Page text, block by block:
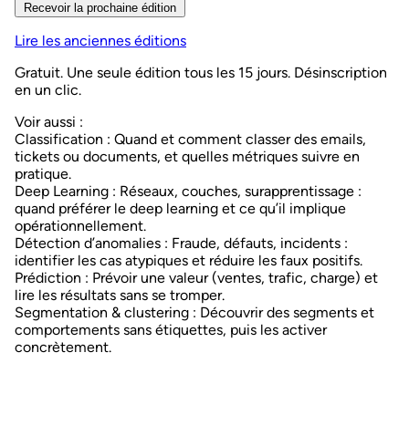
Recevoir la prochaine édition
Lire les anciennes éditions
Gratuit. Une seule édition tous les 15 jours. Désinscription
en un clic.
Voir aussi :
Classification : Quand et comment classer des emails,
tickets ou documents, et quelles métriques suivre en
pratique.
Deep Learning : Réseaux, couches, surapprentissage :
quand préférer le deep learning et ce qu’il implique
opérationnellement.
Détection d’anomalies : Fraude, défauts, incidents :
identifier les cas atypiques et réduire les faux positifs.
Prédiction : Prévoir une valeur (ventes, trafic, charge) et
lire les résultats sans se tromper.
Segmentation & clustering : Découvrir des segments et
comportements sans étiquettes, puis les activer
concrètement.